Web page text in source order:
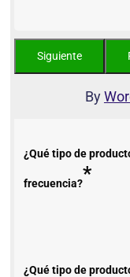
By
¿Qué tipo de
frecuencia?*
¿Qué tipo de